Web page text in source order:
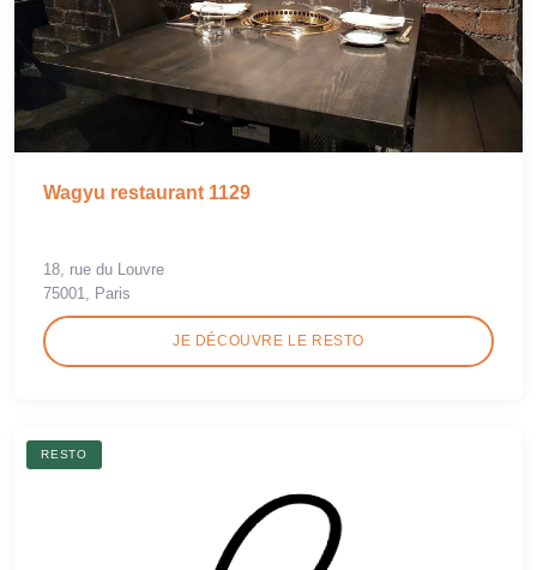
Wagyu restaurant 1129
18, rue du Louvre
75001, Paris
JE DÉCOUVRE LE RESTO
RESTO